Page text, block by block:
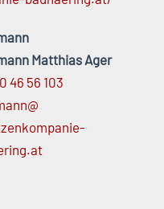
Matthias Ager
46 56 103
at